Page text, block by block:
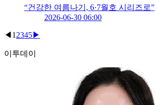
“건강한 여름나기, 6·7월호 시리즈로”
2026-06-30 06:00
◀ 1 2345▶
이투데이